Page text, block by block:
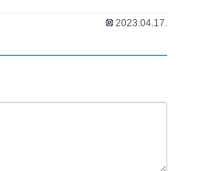
2023.04.17.